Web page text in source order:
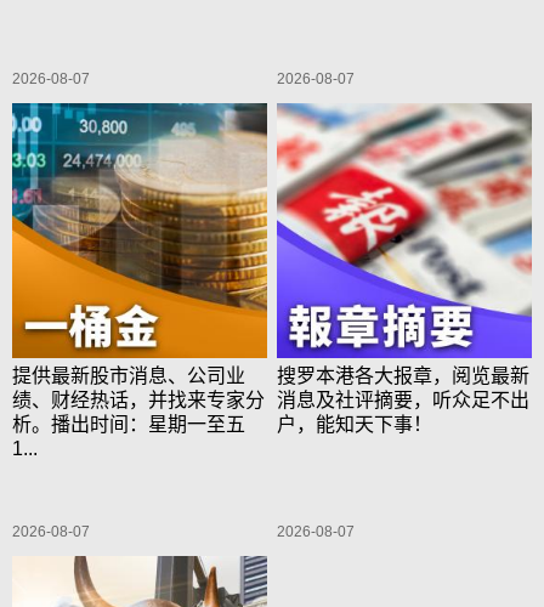
2026-08-07 2026-08-07
提供最新股市消息、公司业
绩、财经热话，并找来专家分
析。播出时间：星期一至五
1...
2026-08-07
搜罗本港各大报章，阅览最新
消息及社评摘要，听众足不出
户，能知天下事！
2026-08-07